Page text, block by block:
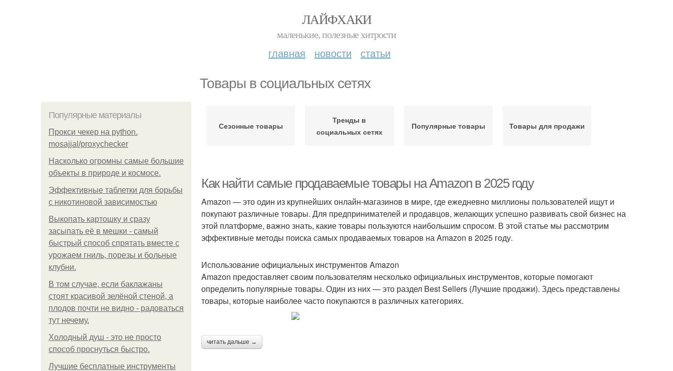
ЛАЙФХАКИ
маленькие, полезные хитрости
главная новости статьи
Товары в социальных сетях
Популярные материалы
Прокси чекер на python.
mosajjal/proxychecker
Насколько огромны самые большие
объекты в природе и космосе.
Эффективные таблетки для борьбы
с никотиновой зависимостью
Выкопать картошку и сразу
засыпать её в мешки - самый
быстрый способ спрятать вместе с
урожаем гниль, порезы и больные
клубни.
В том случае, если баклажаны
стоят красивой зелёной стеной, а
плодов почти не видно - радоваться
тут нечему.
Холодный душ - это не просто
способ проснуться быстро.
Лучшие бесплатные инструменты
Сезонные товары
Тренды в
социальных сетях
Популярные товары Товары для продажи
Как найти самые продаваемые товары на Amazon в 2025 году
Amazon — это один из крупнейших онлайн-магазинов в мире, где ежедневно миллионы пользователей ищут и
покупают различные товары. Для предпринимателей и продавцов, желающих успешно развивать свой бизнес на
этой платформе, важно знать, какие товары пользуются наибольшим спросом. В этой статье мы рассмотрим
эффективные методы поиска самых продаваемых товаров на Amazon в 2025 году.
Использование официальных инструментов Amazon
Amazon предоставляет своим пользователям несколько официальных инструментов, которые помогают
определить популярные товары. Один из них — это раздел Best Sellers (Лучшие продажи). Здесь представлены
товары, которые наиболее часто покупаются в различных категориях.
читать дальше →